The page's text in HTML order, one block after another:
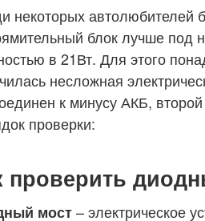
некоторых автолюбителей
блок лучше под
в 21Вт. Для этого
несложная
к минусу АКБ,
проверки:
проверить
мост– электрическое